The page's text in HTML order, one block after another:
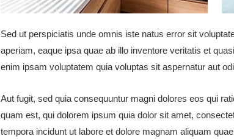
Sed ut perspiciatis unde omnis iste natus error sit
aperiam, eaque ipsa quae ab illo inventore veritatis et
enim ipsam voluptatem quia voluptas sit aspernatur aut
Aut fugit, sed quia consequuntur magni dolores eos qui
quam est, qui dolorem ipsum quia dolor sit amet,
tempora incidunt ut labore et dolore magnam aliquam